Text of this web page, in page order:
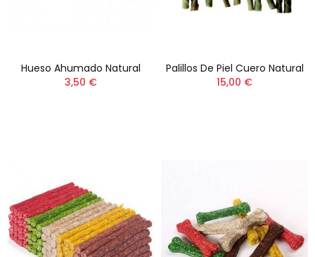
Hueso Ahumado Natural
3,50 €
Palillos De Piel Cuero Natural
15,00 €